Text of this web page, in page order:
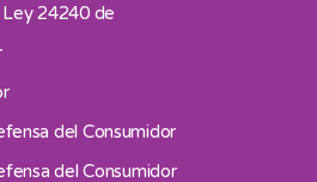
24240 de
del Consumidor
del Consumidor